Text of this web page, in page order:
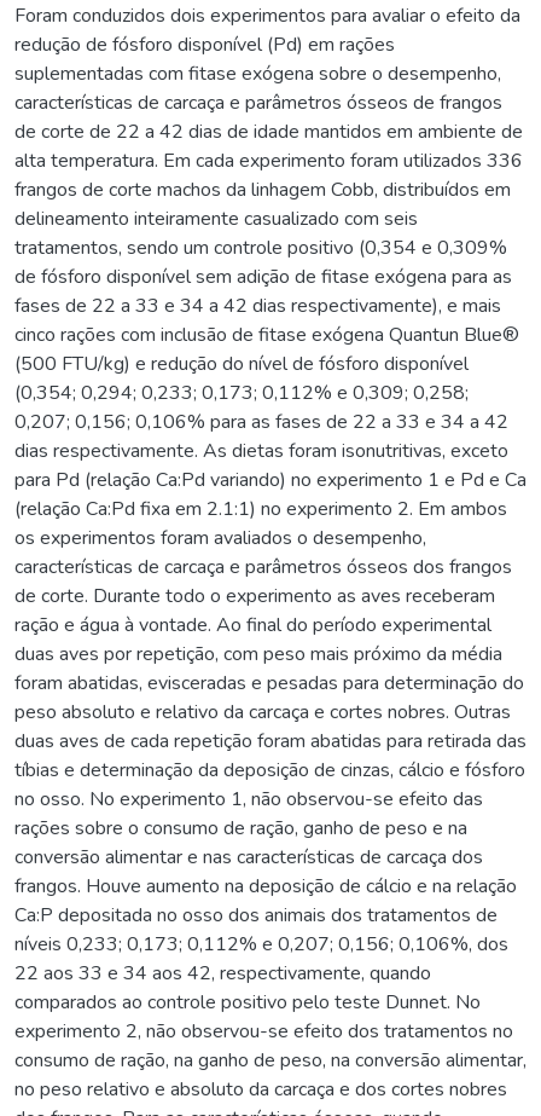
Foram conduzidos dois experimentos para avaliar o efeito da
redução de fósforo disponível (Pd) em rações
suplementadas com fitase exógena sobre o desempenho,
características de carcaça e parâmetros ósseos de frangos
de corte de 22 a 42 dias de idade mantidos em ambiente de
alta temperatura. Em cada experimento foram utilizados 336
frangos de corte machos da linhagem Cobb, distribuídos em
delineamento inteiramente casualizado com seis
tratamentos, sendo um controle positivo (0,354 e 0,309%
de fósforo disponível sem adição de fitase exógena para as
fases de 22 a 33 e 34 a 42 dias respectivamente), e mais
cinco rações com inclusão de fitase exógena Quantun Blue®
(500 FTU/kg) e redução do nível de fósforo disponível
(0,354; 0,294; 0,233; 0,173; 0,112% e 0,309; 0,258;
0,207; 0,156; 0,106% para as fases de 22 a 33 e 34 a 42
dias respectivamente. As dietas foram isonutritivas, exceto
para Pd (relação Ca:Pd variando) no experimento 1 e Pd e Ca
(relação Ca:Pd fixa em 2.1:1) no experimento 2. Em ambos
os experimentos foram avaliados o desempenho,
características de carcaça e parâmetros ósseos dos frangos
de corte. Durante todo o experimento as aves receberam
ração e água à vontade. Ao final do período experimental
duas aves por repetição, com peso mais próximo da média
foram abatidas, evisceradas e pesadas para determinação do
peso absoluto e relativo da carcaça e cortes nobres. Outras
duas aves de cada repetição foram abatidas para retirada das
tíbias e determinação da deposição de cinzas, cálcio e fósforo
no osso. No experimento 1, não observou-se efeito das
rações sobre o consumo de ração, ganho de peso e na
conversão alimentar e nas características de carcaça dos
frangos. Houve aumento na deposição de cálcio e na relação
Ca:P depositada no osso dos animais dos tratamentos de
níveis 0,233; 0,173; 0,112% e 0,207; 0,156; 0,106%, dos
22 aos 33 e 34 aos 42, respectivamente, quando
comparados ao controle positivo pelo teste Dunnet. No
experimento 2, não observou-se efeito dos tratamentos no
consumo de ração, na ganho de peso, na conversão alimentar,
no peso relativo e absoluto da carcaça e dos cortes nobres